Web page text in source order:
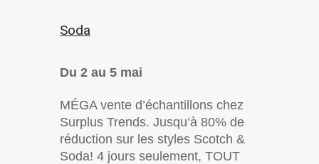
Soda
Du 2 au 5 mai
MÉGA vente d’échantillons chez
Surplus Trends. Jusqu’à 80% de
réduction sur les styles Scotch &
Soda! 4 jours seulement, TOUT